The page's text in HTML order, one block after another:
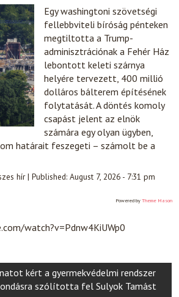
Egy washingtoni szövetségi
fellebbviteli bíróság pénteken
megtiltotta a Trump-
adminisztrációnak a Fehér Ház
lebontott keleti szárnya
helyére tervezett, 400 millió
dolláros bálterem építésének
folytatását. A döntés komoly
csapást jelent az elnök
számára egy olyan ügyben,
határait feszegeti – számolt be a
hír|Published:August 7, 2026 - 7:31 pm
Powered by Theme Mason
watch?v=Pdnw4KiUWp0
kért a gyermekvédelmi rendszer
szólította fel Sulyok Tamást